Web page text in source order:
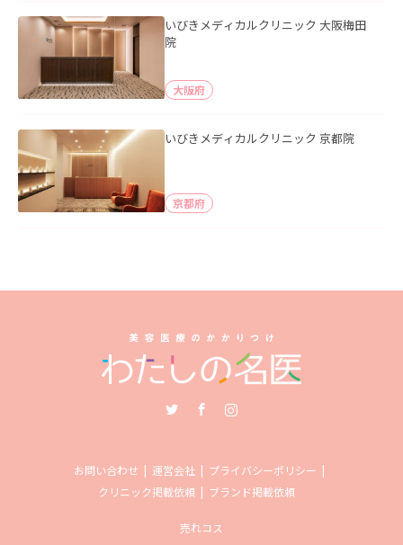
いびきメディカルクリニック 大阪梅田
院
大阪府
いびきメディカルクリニック 京都院
京都府
お問い合わせ 運営会社
プライバシーポリシー
クリニック掲載依頼
ブランド掲載依頼
売れコス